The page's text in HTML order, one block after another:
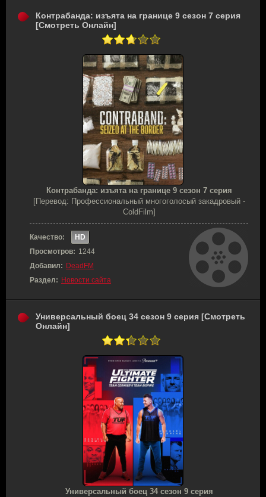
Контрабанда: изъята на границе 9 сезон 7 серия
[Смотреть Онлайн]
Контрабанда: изъята на границе 9 сезон 7 серия
[Перевод: Профессиональный многоголосый закадровый -
ColdFilm]
Качество:
HD
Просмотров: 1244
Добавил: DeadFM
Раздел: Новости сайта
Универсальный боец 34 сезон 9 серия [Смотреть
Онлайн]
Универсальный боец 34 сезон 9 серия